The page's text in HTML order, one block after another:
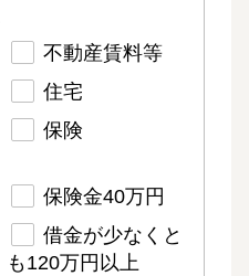
不動産賃料等
住宅
保険
保険金40万円
借金が少なくと
も120万円以上